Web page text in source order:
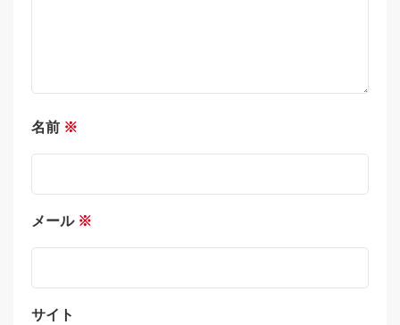
名前 ※
メール ※
サイト